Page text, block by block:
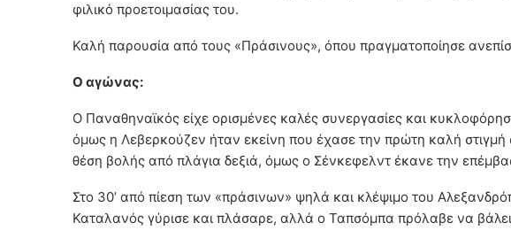
φιλικό προετοιμασίας του.
Καλή παρουσία από τους «Πράσινους», όπου πραγματοποίησε
Ο αγώνας:
Ο Παναθηναϊκός είχε ορισμένες καλές συνεργασίες και
όμως η Λεβερκούζεν ήταν εκείνη που έχασε την πρώτη καλή στιγμή
θέση βολής από πλάγια δεξιά, όμως ο Σένκεφελντ έκανε την
Στο 30’ από πίεση των «πράσινων» ψηλά και κλέψιμο του
Καταλανός γύρισε και πλάσαρε, αλλά ο Ταπσόμπα πρόλαβε να